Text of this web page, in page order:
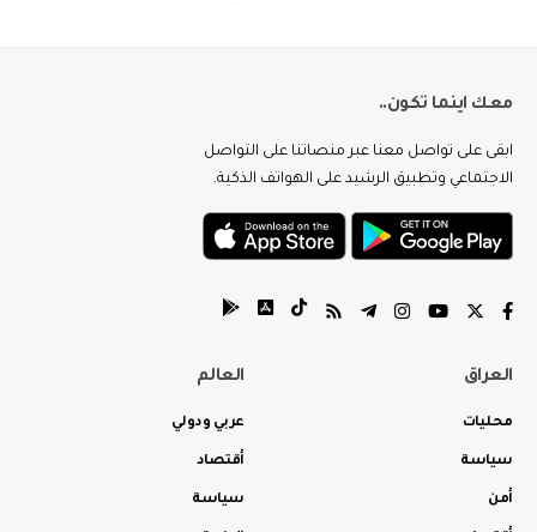
معك اينما تكون..
ابقى على تواصل معنا عبر منصاتنا على التواصل
الاجتماعي وتطبيق الرشيد على الهواتف الذكية.
العراق
محليات
سياسة
أمن
العالم
عربي ودولي
أقتصاد
سياسة